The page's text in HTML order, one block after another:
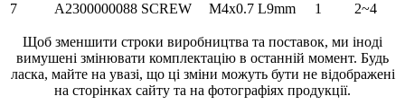
7
A2300000088 SCREW M4x0.7 L9mm 1 2~4
Щоб зменшити строки виробництва та поставок, ми іноді
вимушені змінювати комплектацію в останній момент. Будь
ласка, майте на увазі, що ці зміни можуть бути не відображені
на сторінках сайту та на фотографіях продукції.